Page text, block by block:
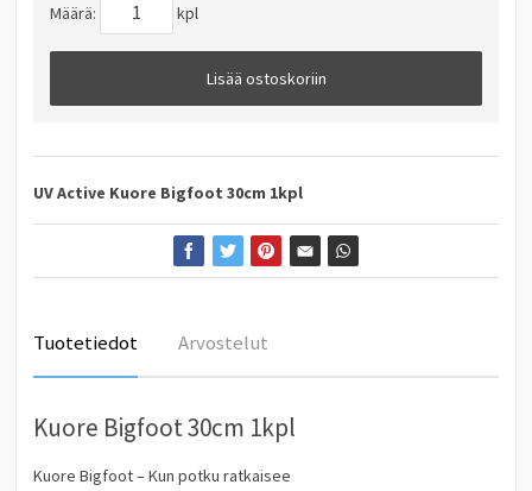
Määrä: kpl
Lisää ostoskoriin
UV Active Kuore Bigfoot 30cm 1kpl
Tuotetiedot Arvostelut
Kuore Bigfoot 30cm 1kpl
Kuore Bigfoot – Kun potku ratkaisee